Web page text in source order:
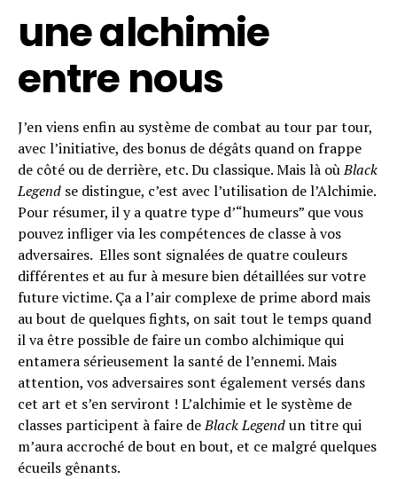
unealchimie
entrenous
J’en viens enfin au système de combat au tour par tour,
avec l’initiative, des bonus de dégâts quand on frappe
de côté ou de derrière, etc. Du classique. Mais là oùBlack
Legend se distingue, c’est avec l’utilisation de l’Alchimie.
Pour résumer, il y a quatre type d’“humeurs” que vous
pouvez infliger via les compétences de classe à vos
adversaires. Elles sont signalées de quatre couleurs
différentes et au fur à mesure bien détaillées sur votre
future victime. Ça a l’air complexe de prime abord mais
au bout de quelques fights, on sait tout le temps quand
il va être possible de faire un combo alchimique qui
entamera sérieusement la santé de l’ennemi. Mais
attention, vos adversaires sont également versés dans
cet art et s’en serviront ! L’alchimie et le système de
classes participent à faire deBlackLegendun titre qui
m’aura accroché de bout en bout, et ce malgré quelques
écueils gênants.